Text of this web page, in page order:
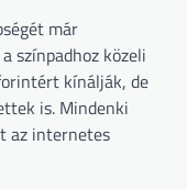
már
színpadhoz közeli
kínálják, de
is. Mindenki
az internetes